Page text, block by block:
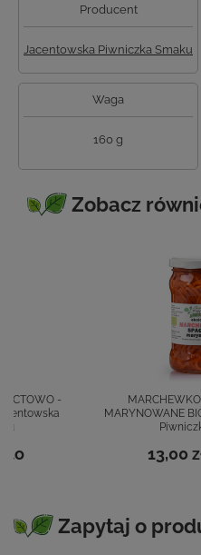
Producent
Jacentowska Piwniczka Smaku
Waga
160 g
Zobacz
OCTOWO -
MARYNOWANE
13,00
Zapytaj o